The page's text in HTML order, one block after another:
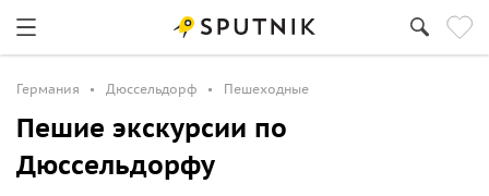
Германия Дюссельдорф Пешеходные
Пешие экскурсии по
Дюссельдорфу